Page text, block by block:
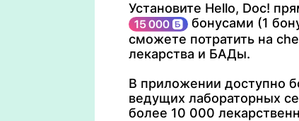
Установите Hello, Doc!
бонусами (1
сможете потратить на
лекарства и БАДы.
В приложении доступно
ведущих лабораторных
более 10 000